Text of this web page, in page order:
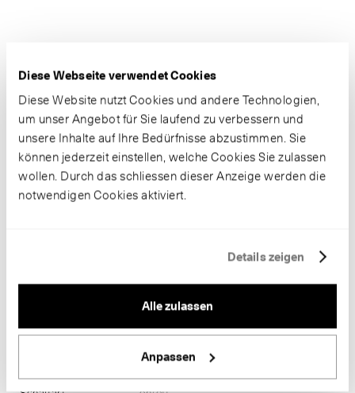
Diese Webseite verwendet Cookies
Diese Website nutzt Cookies und andere Technologien,
um unser Angebot für Sie laufend zu verbessern und
unsere Inhalte auf Ihre Bedürfnisse abzustimmen. Sie
können jederzeit einstellen, welche Cookies Sie zulassen
wollen. Durch das schliessen dieser Anzeige werden die
notwendigen Cookies aktiviert.
Details zeigen
Alle zulassen
Anpassen
Informationen
Gehäusefarbe
weiss ~ RAL 9003
Farbwiedergabe
CRI > 90
2373 lm-h
Lichtausbeute
76.5 lm-h/W
L80/B50 bei 200'000 h (25 °C)
Masse
Ø 420 x H 110